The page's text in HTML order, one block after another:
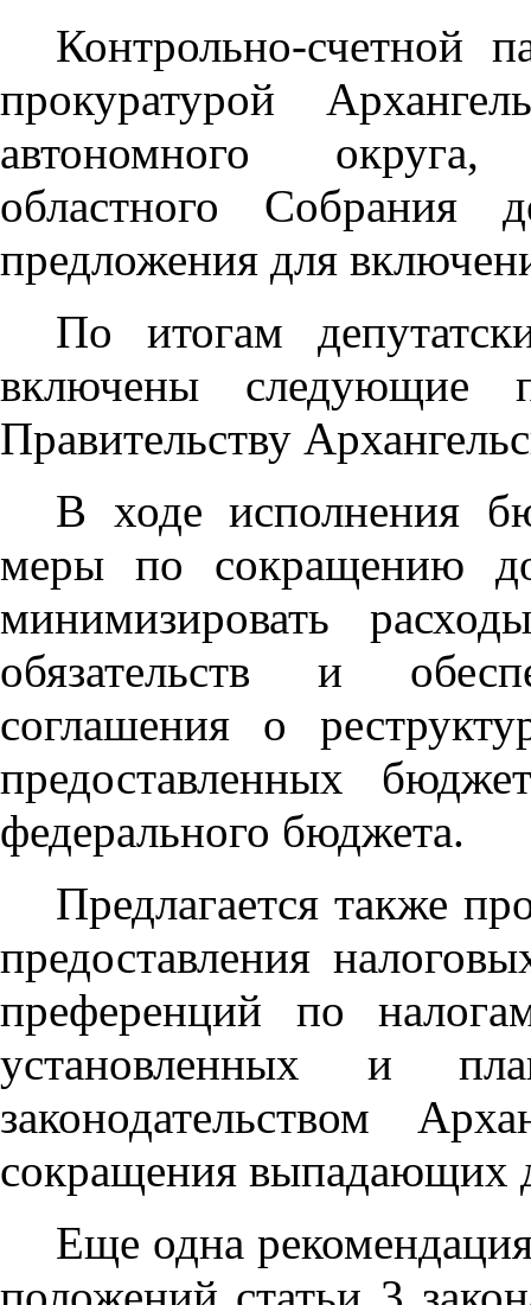
Контрольно-счетной
прокуратурой
автономного
областного Собрания
предложения для
По итогам
включены следующие
Правительству
В ходе исполнения
меры по сокращению
минимизировать
обязательств и
соглашения о
предоставленных
федерального бюджета.
Предлагается также
предоставления
преференций по
установленных и
законодательством
сокращения выпадающих
Еще одна